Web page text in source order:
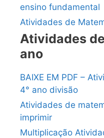
ensino fundamental
Atividades de
Atividades
ano
BAIXE EM PDF –
4° ano divisão
Atividades de
imprimir
Multiplicação